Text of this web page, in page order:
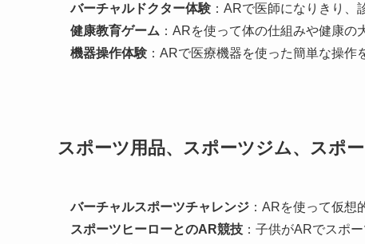
バーチャルドクター体験 ：ARで医師になりきり、
健康教育ゲーム ：ARを使って体の仕組みや健康の
機器操作体験 ：ARで医療機器を使った簡単な操作
スポーツ用品、スポーツジム、スポ
バーチャルスポーツチャレンジ ：ARを使って仮想
スポーツヒーローとのAR競技 ：子供がARでスポ